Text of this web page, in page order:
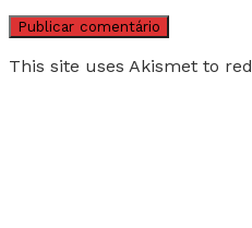
This site uses Akismet to